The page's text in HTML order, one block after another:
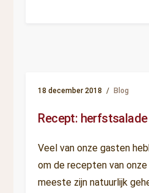
18 december 2018 Blog
Recept:
Veel van onze gasten
om de recepten van
meeste zijn natuurlijk